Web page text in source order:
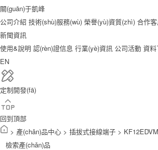
關(guān)于凱峰
公司介紹 技術(shù)服務(wù) 榮譽(yù)資質(zhì) 合作客
新聞資訊
使用&說明 認(rèn)證信息 行業(yè)資訊 公司活動 資
EN
定制開發(fā)
回到頂部
> 產(chǎn)品中心 > 插拔式接線端子 >
檢索產(chǎn)品